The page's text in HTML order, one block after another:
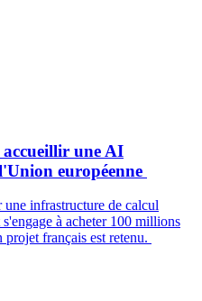
une AI
européenne
infrastructure de calcul
à acheter 100 millions
projet français est retenu.